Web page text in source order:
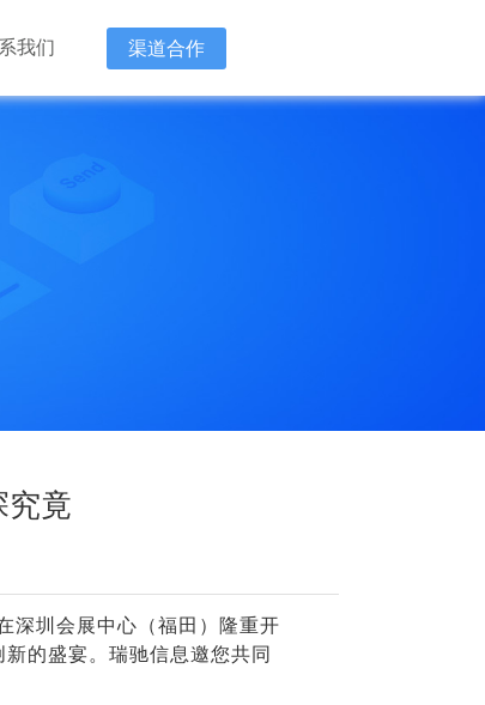
我们 渠道合作
究竟
深圳会展中心（福田）隆重开
的盛宴。瑞驰信息邀您共同